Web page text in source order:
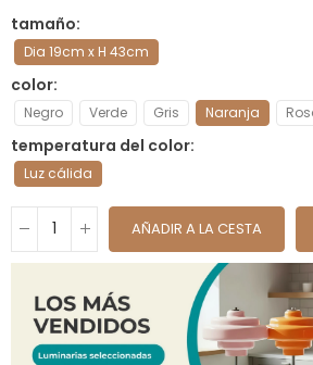
tamaño
Dia 19cm x H 43cm
color
Negro Verde Gris Naranja
temperatura del color
Luz cálida
AÑADIR A LA CESTA